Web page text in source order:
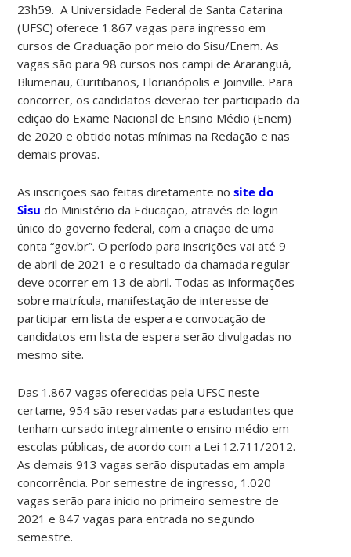
23h59. A Universidade Federal de Santa Catarina
(UFSC) oferece 1.867 vagas para ingresso em
cursos de Graduação por meio do Sisu/Enem. As
vagas são para 98 cursos nos campi de Araranguá,
Blumenau, Curitibanos, Florianópolis e Joinville. Para
concorrer, os candidatos deverão ter participado da
edição do Exame Nacional de Ensino Médio (Enem)
de 2020 e obtido notas mínimas na Redação e nas
demais provas.
As inscrições são feitas diretamente nosite do
Sisu do Ministério da Educação, através de login
único do governo federal, com a criação de uma
conta “gov.br”. O período para inscrições vai até 9
de abril de 2021 e o resultado da chamada regular
deve ocorrer em 13 de abril. Todas as informações
sobre matrícula, manifestação de interesse de
participar em lista de espera e convocação de
candidatos em lista de espera serão divulgadas no
mesmo site.
Das 1.867 vagas oferecidas pela UFSC neste
certame, 954 são reservadas para estudantes que
tenham cursado integralmente o ensino médio em
escolas públicas, de acordo com a Lei 12.711/2012.
As demais 913 vagas serão disputadas em ampla
concorrência. Por semestre de ingresso, 1.020
vagas serão para início no primeiro semestre de
2021 e 847 vagas para entrada no segundo
semestre.